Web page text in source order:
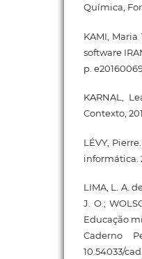
Química,
KAMI,
software
p.
KARNAL,
Contexto,
LÉVY,
informática.
LIMA, L. A.
J. O.;
Educação
Caderno
10.54033/